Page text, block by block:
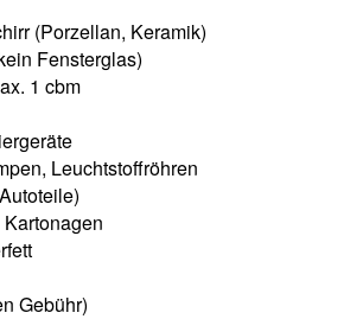
(Porzellan, Keramik)
Fensterglas)
1 cbm
Leuchtstoffröhren
Gebühr)